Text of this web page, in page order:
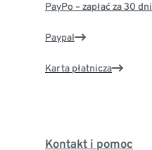
PayPo – zapłać za 30 dni
Paypal
Karta płatnicza
Kontakt i pomoc